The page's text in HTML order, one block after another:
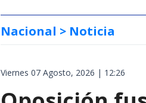
Nacional > Noticia
Viernes 07 Agosto, 2026 | 12:26